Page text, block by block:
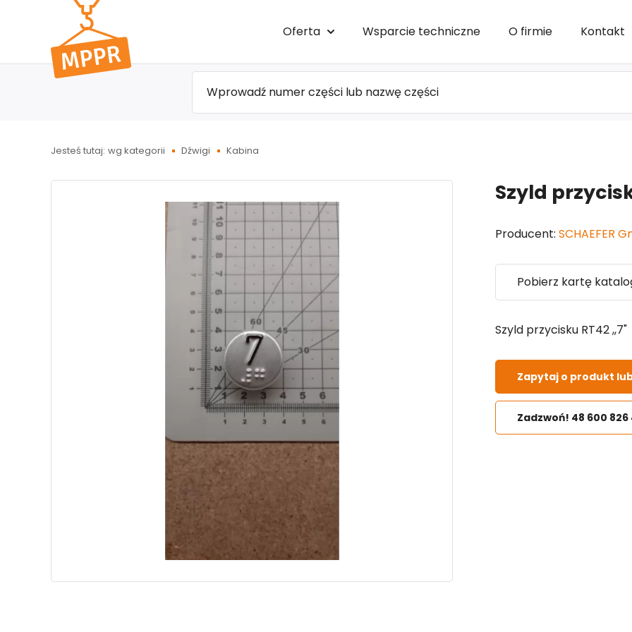
do menu
głównego
Oferta Wsparcie techniczne O firmie Kontakt
Jesteś tutaj: wg kategorii Dźwigi Kabina
Szyld
Producent: SCHAEFER
Pobierz kartę
Szyld przycisku RT42 ,,7"
Zapytaj o produkt
Zadzwoń! 48 600 826